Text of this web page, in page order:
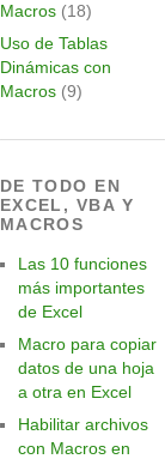
Macros(18)
Uso de Tablas
Dinámicas con
Macros(9)
DE TODO EN
EXCEL, VBA Y
MACROS
Las 10 funciones
más importantes
de Excel
Macro para copiar
datos de una hoja
a otra en Excel
Habilitar archivos
con Macros en